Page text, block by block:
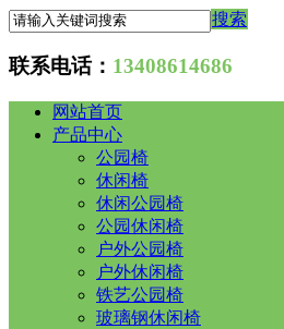
搜索
联系电话： 13408614686
网站首页
产品中心
公园椅
休闲椅
休闲公园椅
公园休闲椅
户外公园椅
户外休闲椅
铁艺公园椅
玻璃钢休闲椅